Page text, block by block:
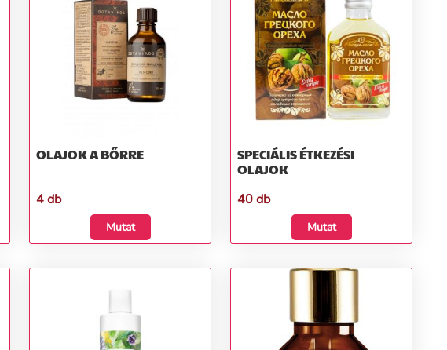
OLAJOK A BŐRRE
4 db
Mutat
SPECIÁLIS ÉTKEZÉSI
OLAJOK
40 db
Mutat